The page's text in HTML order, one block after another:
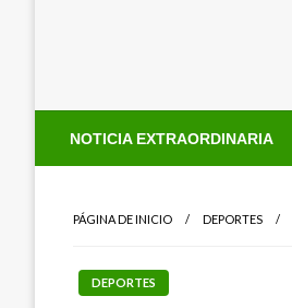
NOTICIA EXTRAORDINARIA
PÁGINA DE INICIO DEPORTES
DEPORTES